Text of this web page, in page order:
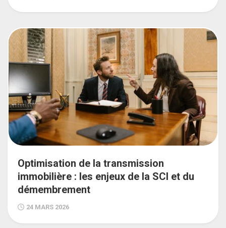
Optimisation de la transmission
immobilière : les enjeux de la SCI et du
démembrement
24 MARS 2026